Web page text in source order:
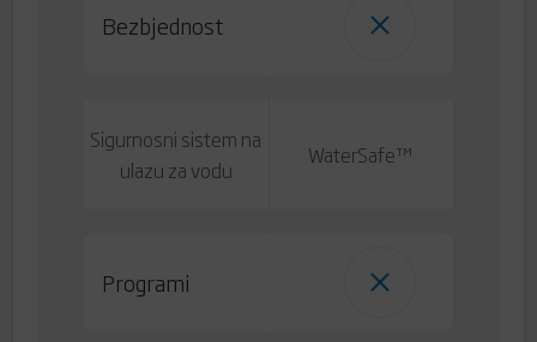
Bezbjednost
Sigurnosni sistem na
ulazu za vodu
WaterSafe™
Programi